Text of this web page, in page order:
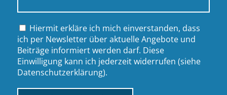
Hiermit erkläre ich mich einverstanden, dass
ich per Newsletter über aktuelle Angebote und
Beiträge informiert werden darf. Diese
Einwilligung kann ich jederzeit widerrufen (siehe
Datenschutzerklärung).